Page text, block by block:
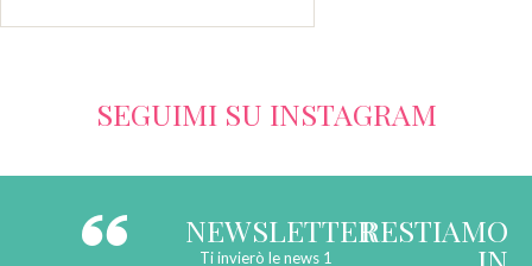
SEGUIMI SU INSTAGRAM
NEWSLETTER
Ti invierò le news 1
RESTIAMO